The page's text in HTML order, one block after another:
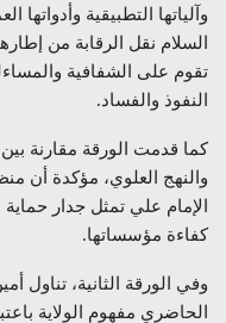
وآلياتها التطبيقية وأدواتها
السلام نقل الرقابة من
تقوم على الشفافية
النفوذ والفساد.
كما قدمت الورقة مقارنة
والنهج العلوي، مؤكدة أن
الإمام علي تمثل جدار
كفاءة مؤسساتها.
وفي الورقة الثانية، تناول
الحاضري مفهوم الولاية